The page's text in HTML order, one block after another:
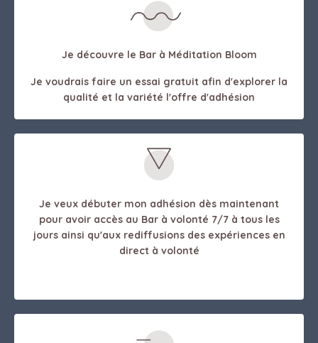
Je découvre le Bar à Méditation Bloom
Je voudrais faire un essai gratuit afin d'explorer la
qualité et la variété l'offre d'adhésion
Je veux débuter mon adhésion dès maintenant
pour avoir accès au Bar à volonté 7/7 à tous les
jours ainsi qu'aux rediffusions des expériences en
direct à volonté